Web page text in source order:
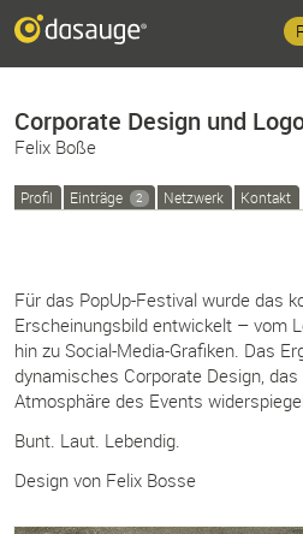
Corporate Design und
Felix Boße
Profil Einträge 2 Netzwerk Kontakt
Für das PopUp-Festival wurde das
Erscheinungsbild entwickelt – vom
hin zu Social-Media-Grafiken. Das
dynamisches Corporate Design,
Atmosphäre des Events
Bunt. Laut. Lebendig.
Design von Felix Bosse